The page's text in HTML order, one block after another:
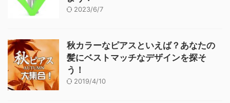
2023/6/7
秋カラーなピアスといえば？あなたの
髪にベストマッチなデザインを探そ
う！
2019/4/10